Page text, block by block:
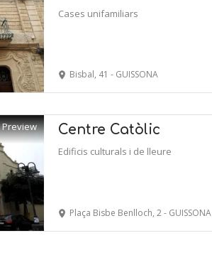
Cases unifamiliars
Bisbal, 41 - GUISSONA
Preview Centre Catòlic
Edificis culturals i de lleure
Plaça Bisbe Benlloch, 2 - GUISSONA